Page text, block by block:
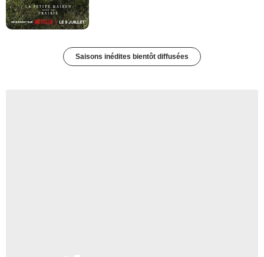
Saisons inédites bientôt diffusées